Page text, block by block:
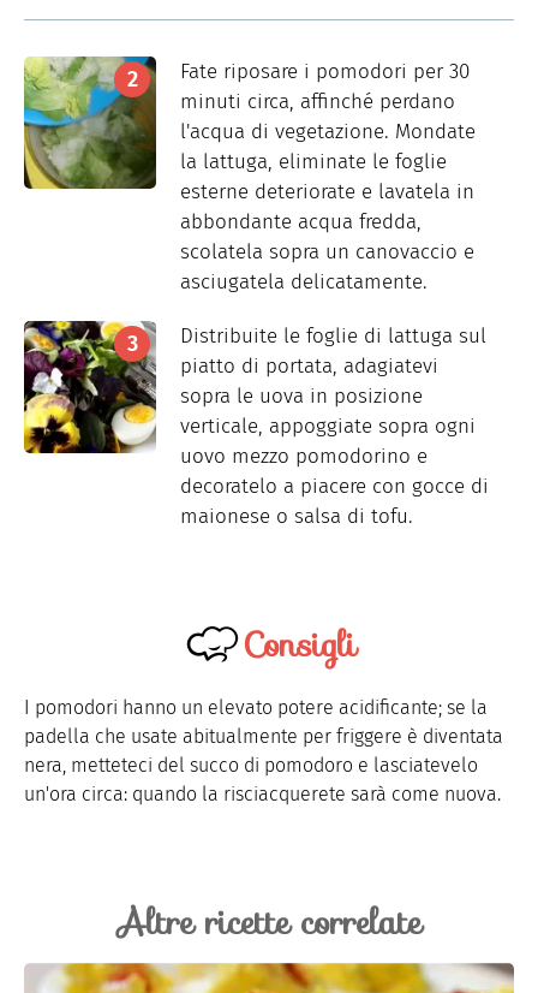
Fate riposare i pomodori per 30
minuti circa, affinché perdano
l'acqua di vegetazione. Mondate
la lattuga, eliminate le foglie
esterne deteriorate e lavatela in
abbondante acqua fredda,
scolatela sopra un canovaccio e
asciugatela delicatamente.
Distribuite le foglie di lattuga sul
piatto di portata, adagiatevi
sopra le uova in posizione
verticale, appoggiate sopra ogni
uovo mezzo pomodorino e
decoratelo a piacere con gocce di
maionese o salsa di tofu.
Consigli
I pomodori hanno un elevato potere acidificante; se la
padella che usate abitualmente per friggere è diventata
nera, metteteci del succo di pomodoro e lasciatevelo
un'ora circa: quando la risciacquerete sarà come nuova.
Altre ricette correlate